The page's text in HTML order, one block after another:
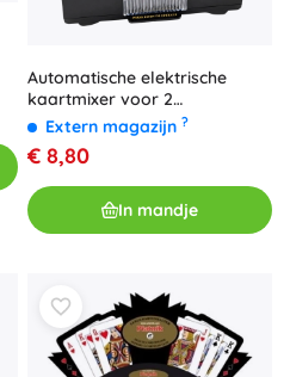
Automatische elektrische
kaartmixer voor 2
kaartspellen - 1 stuk
Extern magazijn ?
€ 8,80
In mandje